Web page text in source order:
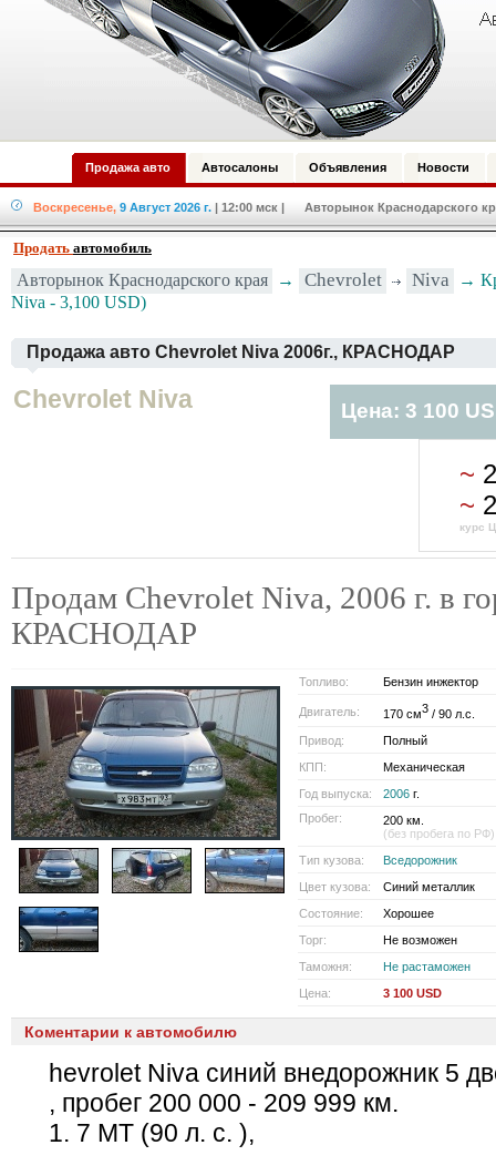
Продажа авто Автосалоны Объявления Новости
Воскресенье, 9 Август 2026 г. | 12:00 мск | Авторынок Краснодарского
Продать автомобиль
Авторынок Краснодарского края → Chevrolet Niva
→
Niva - 3,100 USD)
Продажа авто Chevrolet Niva 2006г., КРАСНОДАР
Chevrolet Niva Цена: 3 100
~
~
курс
Продам Chevrolet Niva, 2006 г. в
КРАСНОДАР
Топливо: Бензин инжектор
Двигатель: 170 см3 / 90 л.с.
Привод:
Полный
КПП:
Механическая
Год выпуска:
2006 г.
Пробег:
200 км.
(без пробега по РФ)
Тип кузова:
Вседорожник
Цвет кузова:
Синий металлик
Состояние:
Хорошее
Торг:
Не возможен
Таможня:
Не растаможен
Цена:
3 100 USD
Коментарии к автомобилю
hevrolet Niva синий внедорожник 5
, пробег 200 000 - 209 999 км.
1. 7 MT (90 л. с. ),